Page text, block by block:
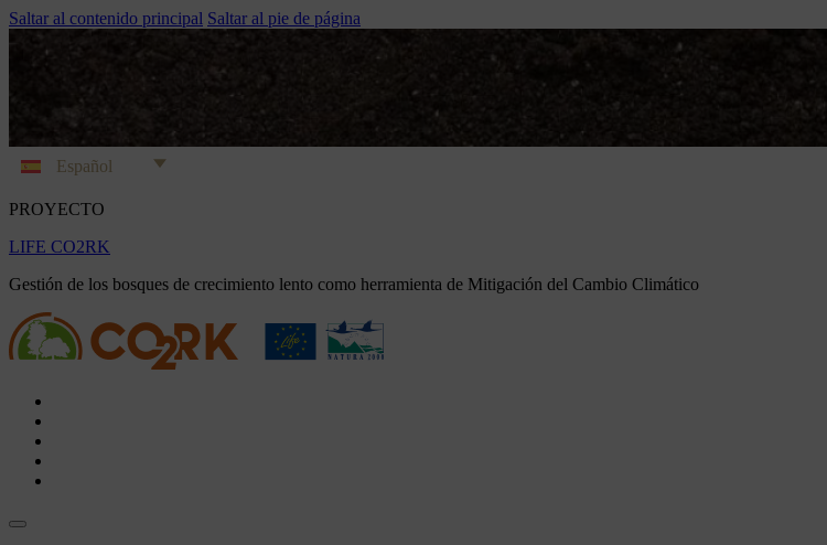
Saltar al contenido principal Saltar al pie de página
Español
PROYECTO
LIFE CO2RK
Gestión de los bosques de crecimiento lento como herramienta de Mitigación del Cambio Climático